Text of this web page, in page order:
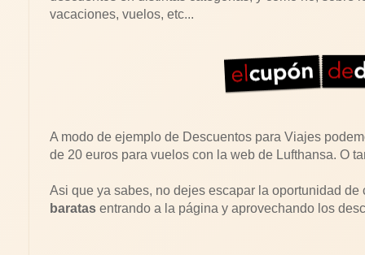
vacaciones, vuelos, etc...
A modo de ejemplo de Descuentos para Viajes
de 20 euros para vuelos con la web de Lufthansa. O
Asi que ya sabes, no dejes escapar la oportunidad
baratas entrando a la página y aprovechando los